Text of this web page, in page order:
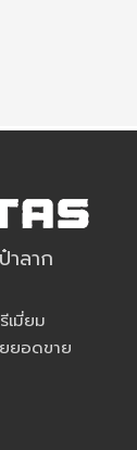
าลาก
มี่ยม
ยอดขาย